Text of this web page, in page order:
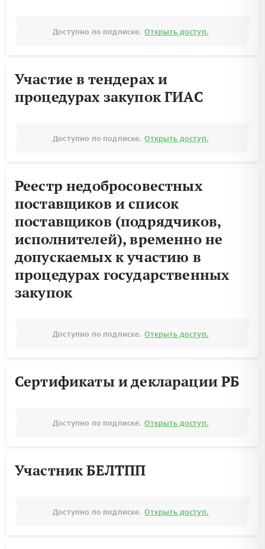
Доступно по подписке. Открыть доступ.
Участие в тендерах и
процедурах закупок ГИАС
Доступно по подписке. Открыть доступ.
Реестр недобросовестных
поставщиков и список
поставщиков (подрядчиков,
исполнителей), временно не
допускаемых к участию в
процедурах государственных
закупок
Доступно по подписке. Открыть доступ.
Сертификаты и декларации РБ
Доступно по подписке. Открыть доступ.
Участник БЕЛТПП
Доступно по подписке. Открыть доступ.